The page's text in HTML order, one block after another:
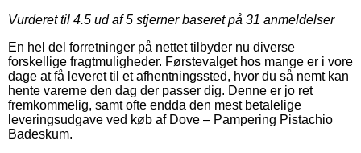
Vurderet til 4.5 ud af 5 stjerner baseret på 31 anmeldelser
En hel del forretninger på nettet tilbyder nu diverse
forskellige fragtmuligheder. Førstevalget hos mange er i vore
dage at få leveret til et afhentningssted, hvor du så nemt kan
hente varerne den dag der passer dig. Denne er jo ret
fremkommelig, samt ofte endda den mest betalelige
leveringsudgave ved køb af Dove – Pampering Pistachio
Badeskum.